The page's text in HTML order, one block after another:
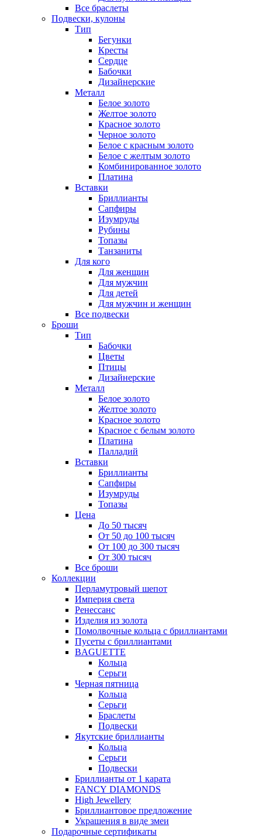
Все браслеты
Подвески, кулоны
Тип
Бегунки
Кресты
Сердце
Бабочки
Дизайнерские
Металл
Белое золото
Желтое золото
Красное золото
Черное золото
Белое с красным золото
Белое с желтым золото
Комбинированное золото
Платина
Вставки
Бриллианты
Сапфиры
Изумруды
Рубины
Топазы
Танзаниты
Для кого
Для женщин
Для мужчин
Для детей
Для мужчин и женщин
Все подвески
Броши
Тип
Бабочки
Цветы
Птицы
Дизайнерские
Металл
Белое золото
Желтое золото
Красное золото
Красное с белым золото
Платина
Палладий
Вставки
Бриллианты
Сапфиры
Изумруды
Топазы
Цена
До 50 тысяч
От 50 до 100 тысяч
От 100 до 300 тысяч
От 300 тысяч
Все броши
Коллекции
Перламутровый шепот
Империя света
Ренессанс
Изделия из золота
Помолвочные кольца с бриллиантами
Пусеты с бриллиантами
BAGUETTE
Кольца
Серьги
Черная пятница
Кольца
Серьги
Браслеты
Подвески
Якутские бриллианты
Кольца
Серьги
Подвески
Бриллианты от 1 карата
FANCY DIAMONDS
High Jewellery
Бриллиантовое предложение
Украшения в виде змеи
Подарочные сертификаты